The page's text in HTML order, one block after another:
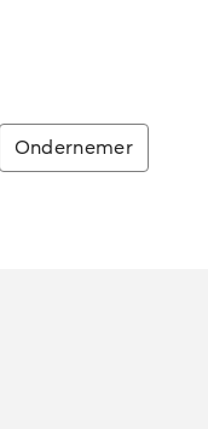
Ondernemer